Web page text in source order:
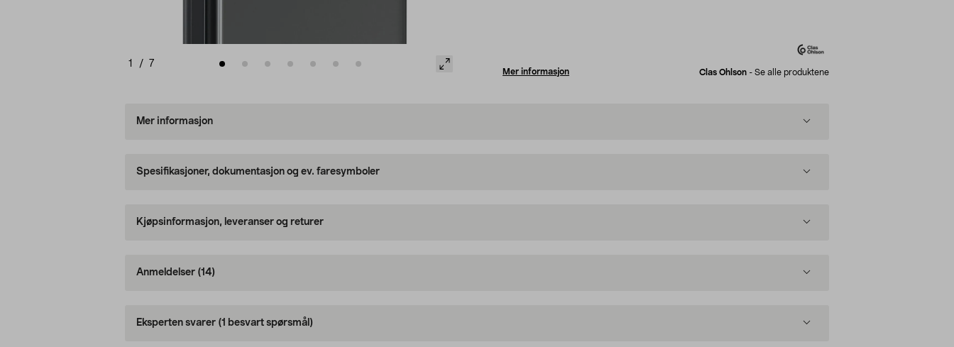
1 / 7
Mer informasjon Clas Ohlson - Se alle produktene
Mer informasjon
Spesifikasjoner, dokumentasjon og ev. faresymboler
Kjøpsinformasjon, leveranser og returer
Anmeldelser (14)
Eksperten svarer (1 besvart spørsmål)